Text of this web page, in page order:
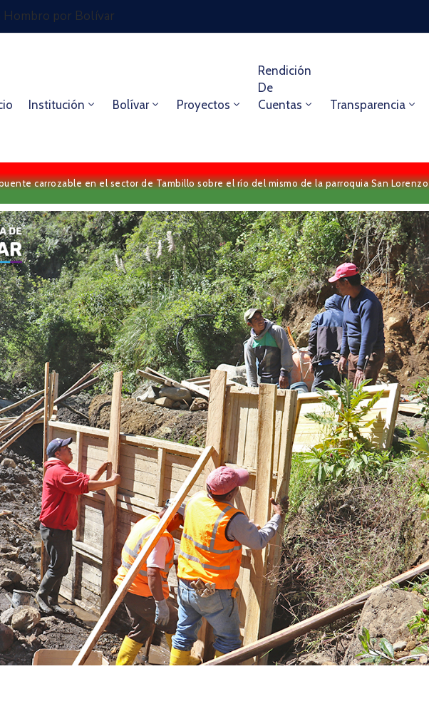
Hombro por Bolívar
Institución Bolívar Proyectos
Rendición
De
Cuentas
Transparencia
carrozable en el sector de Tambillo sobre el río del mismo de la parroquia San Lorenzo